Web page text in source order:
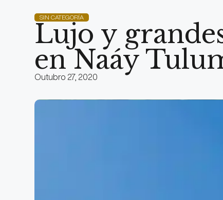
SIN CATEGORÍA
Lujo y
en Naáy
Outubro 27, 2020